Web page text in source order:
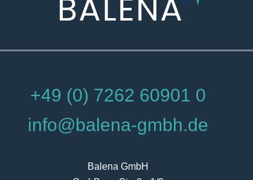
+49 (0) 7262 60901 0
info@balena-gmbh.de
Balena GmbH